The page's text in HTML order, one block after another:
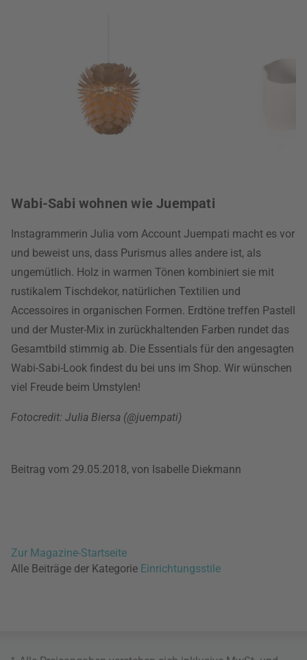
Wabi-Sabi wohnen wie Juempati
Instagrammerin Julia vom Account Juempati macht es vor
und beweist uns, dass Purismus alles andere ist, als
ungemütlich. Holz in warmen Tönen kombiniert sie mit
rustikalem Tischdekor, natürlichen Textilien und
Accessoires in organischen Formen. Erdtöne treffen Pastell
und der Muster-Mix in zurückhaltenden Farben rundet das
Gesamtbild stimmig ab. Die Essentials für den angesagten
Wabi-Sabi-Look findest du bei uns im Shop. Wir wünschen
viel Freude beim Umstylen!
Fotocredit: Julia Biersa (@juempati)
Beitrag vom 29.05.2018, von Isabelle Diekmann
Zur Magazine-Startseite
Alle Beiträge der Kategorie Einrichtungsstile